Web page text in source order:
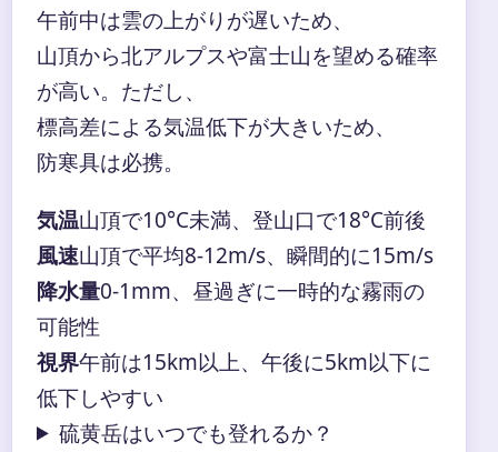
午前中は雲の上がりが遅いため、
山頂から北アルプスや富士山を望める確率
が高い。ただし、
標高差による気温低下が大きいため、
防寒具は必携。
気温山頂で10°C未満、登山口で18°C前後
風速山頂で平均8-12m/s、瞬間的に15m/s
降水量0-1mm、昼過ぎに一時的な霧雨の
可能性
視界午前は15km以上、午後に5km以下に
低下しやすい
硫黄岳はいつでも登れるか？